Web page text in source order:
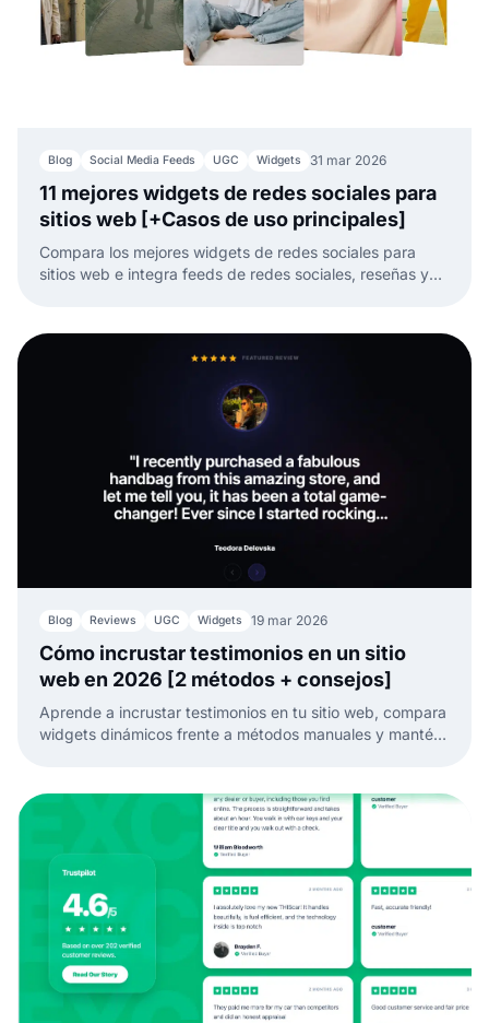
Blog Social Media Feeds UGC Widgets 31 mar 2026
11 mejores widgets de redes sociales para
sitios web [+Casos de uso principales]
Compara los mejores widgets de redes sociales para
sitios web e integra feeds de redes sociales, reseñas y
Blog Reviews UGC Widgets 19 mar 2026
Cómo incrustar testimonios en un sitio
web en 2026 [2 métodos + consejos]
Aprende a incrustar testimonios en tu sitio web, compara
widgets dinámicos frente a métodos manuales y mantén